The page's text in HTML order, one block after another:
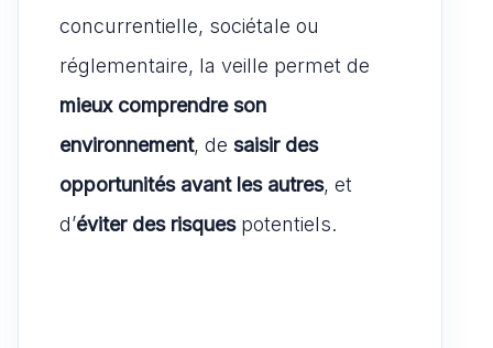
concurrentielle, sociétale ou
réglementaire, la veille permet de
mieux comprendre son
environnement, de saisir des
opportunités avant les autres, et
d’éviter des risquespotentiels.